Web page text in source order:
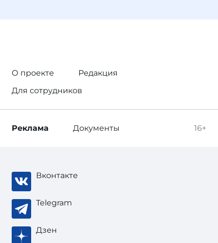
О проекте
Редакция
Для сотрудников
16+
Реклама Документы
Вконтакте
Telegram
Дзен